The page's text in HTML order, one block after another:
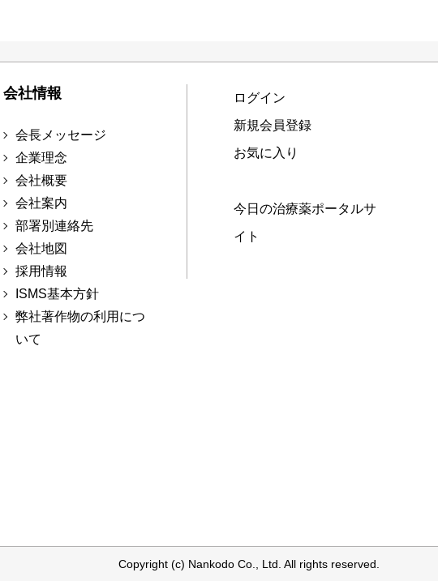
会社情報
会長メッセージ
企業理念
会社概要
会社案内
部署別連絡先
会社地図
採用情報
ISMS基本方針
弊社著作物の利用につ
いて
ログイン
新規会員登録
お気に入り
今日の治療薬ポータルサ
イト
Copyright (c) Nankodo Co., Ltd. All rights reserved.